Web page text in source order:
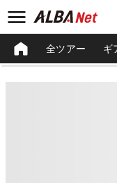
全ツアー ギ